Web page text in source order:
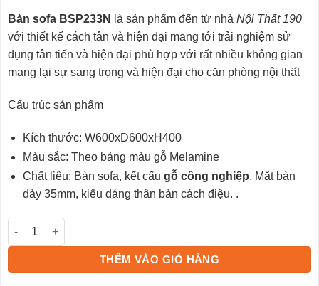
Bàn sofa BSP233N là sản phẩm đến từ nhà Nội Thất 190
với thiết kế cách tân và hiện đại mang tới trải nghiệm sử
dụng tân tiến và hiện đại phù hợp với rất nhiều không gian
mang lại sự sang trọng và hiện đại cho căn phòng nội thất
Cấu trúc sản phẩm
Kích thước: W600xD600xH400
Màu sắc: Theo bảng màu gỗ Melamine
Chất liệu: Bàn sofa, kết cấu gỗ công nghiệp. Mặt bàn
dày 35mm, kiểu dáng thân bàn cách điệu. .
Bàn sofa BSP233N số lượng
THÊM VÀO GIỎ HÀNG